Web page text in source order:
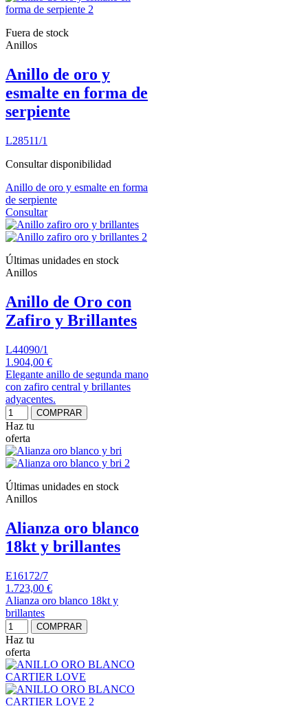
Fuera de stock
Anillos
Anillo de oro y
esmalte en forma de
serpiente
L28511/1
Consultar disponibilidad
Anillo de oro y esmalte en forma
de serpiente
Consultar
Últimas unidades en stock
Anillos
Anillo de Oro con
Zafiro y Brillantes
L44090/1
1.904,00 €
Elegante anillo de segunda mano
con zafiro central y brillantes
adyacentes.
COMPRAR
Haz tu
oferta
Últimas unidades en stock
Anillos
Alianza oro blanco
18kt y brillantes
E16172/7
1.723,00 €
Alianza oro blanco 18kt y
brillantes
COMPRAR
Haz tu
oferta